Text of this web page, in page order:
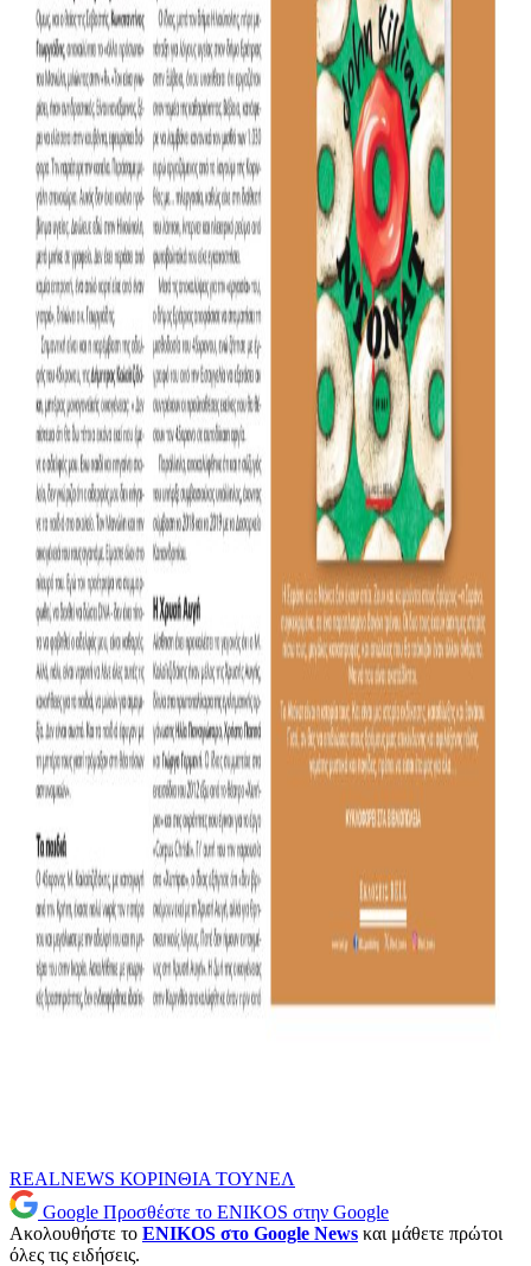
REALNEWS ΚΟΡΙΝΘΙΑ ΤΟΥΝΕΛ
Google Προσθέστε το ENIKOS στην Google
Ακολουθήστε το ENIKOS στο Google News και μάθετε πρώτοι
όλες τις ειδήσεις.